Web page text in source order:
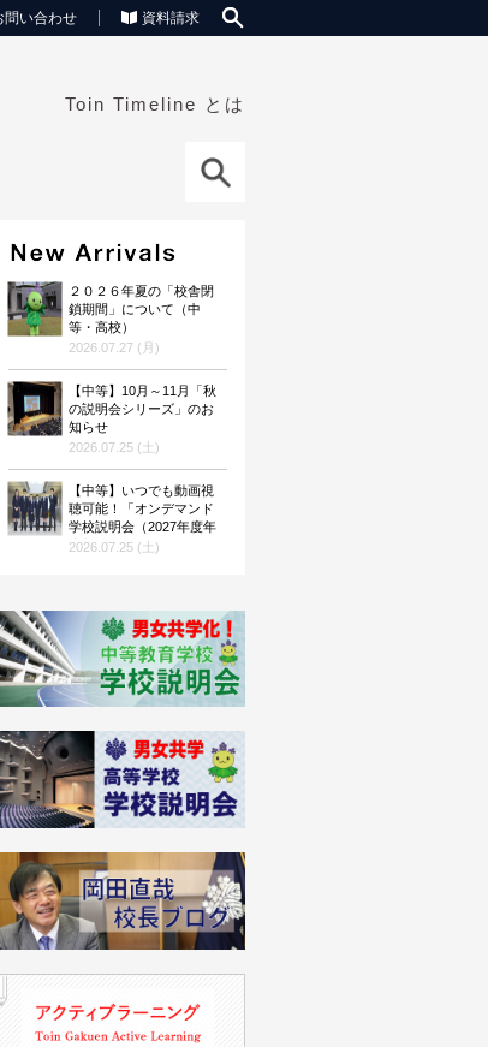
問い合わせ 資料請求
Toin Timeline とは
２０２６年夏の「校舎閉
鎖期間」について（中
等・高校）
2026.07.27 (月)
【中等】10月～11月「秋
の説明会シリーズ」のお
知らせ
2026.07.25 (土)
【中等】いつでも動画視
聴可能！「オンデマンド
学校説明会（2027年度年
度入試向け）」を公開！
2026.07.25 (土)